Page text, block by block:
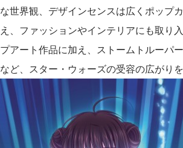
な世界観、デザインセンスは広くポップ
え、ファッションやインテリアにも取り
プアート作品に加え、ストームトルーパ
など、スター・ウォーズの受容の広がり